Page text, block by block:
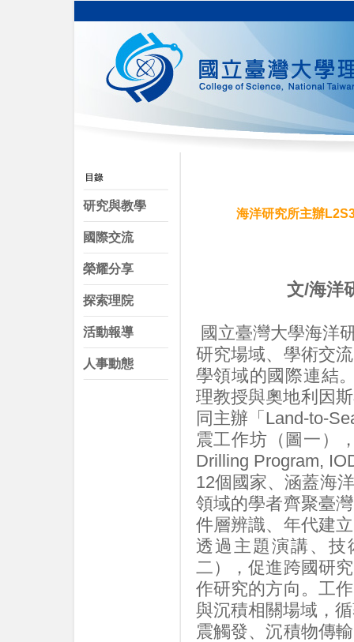
研究與教學
國際交流
榮耀分享
探索理院
活動報導
人事動態
海洋研究所主辦
文/海洋
國立臺灣大學海洋
研究場域、學術交
學領域的國際連結
理教授與奧地利因
同主辦「Land-to-
震工作坊（圖一）
Drilling Program,
12個國家、涵蓋海
領域的學者齊聚臺
件層辨識、年代建
透過主題演講、
二），促進跨國研
作研究的方向。工
與沉積相關場域，
震觸發、沉積物傳